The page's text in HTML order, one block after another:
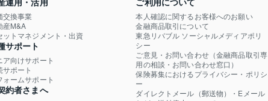
交換事業
産M&A
ットマネジメント・出資
サポート
ア向けサポート
サポート
ォームサポート
約者さまへ
本人確認に関するお客様へのお願い
金融商品取引について
東急リバブル ソーシャルメディアポリ
シー
ご意見・お問い合わせ（金融商品取引専
用の相談・お問い合わせ窓口）
保険募集におけるプライバシー・ポリシ
ー
ダイレクトメール（郵送物）・Eメール